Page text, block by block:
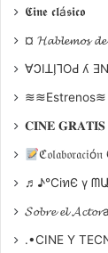
Dirección:
Fabián
notable
𝕮𝖎𝖓𝖊 𝖈𝖑á𝖘𝖎𝖈𝖔
¤ 𝓗𝓪𝓫𝓵𝓮𝓶𝓸𝓼 𝓭𝓮
∀ϽIꓕI̗⅂OԀ ʎ
𝐂𝐈𝐍𝐄
♬♪℃іทЄ ү
𝓢𝓸𝓫𝓻𝓮 𝓮𝓵 𝓐𝓬𝓽𝓸𝓻a
.•CINE Y